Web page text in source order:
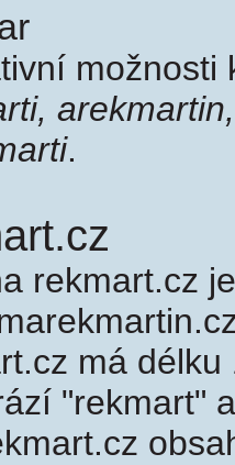
.
rekmart.cz
má
"rekmart"